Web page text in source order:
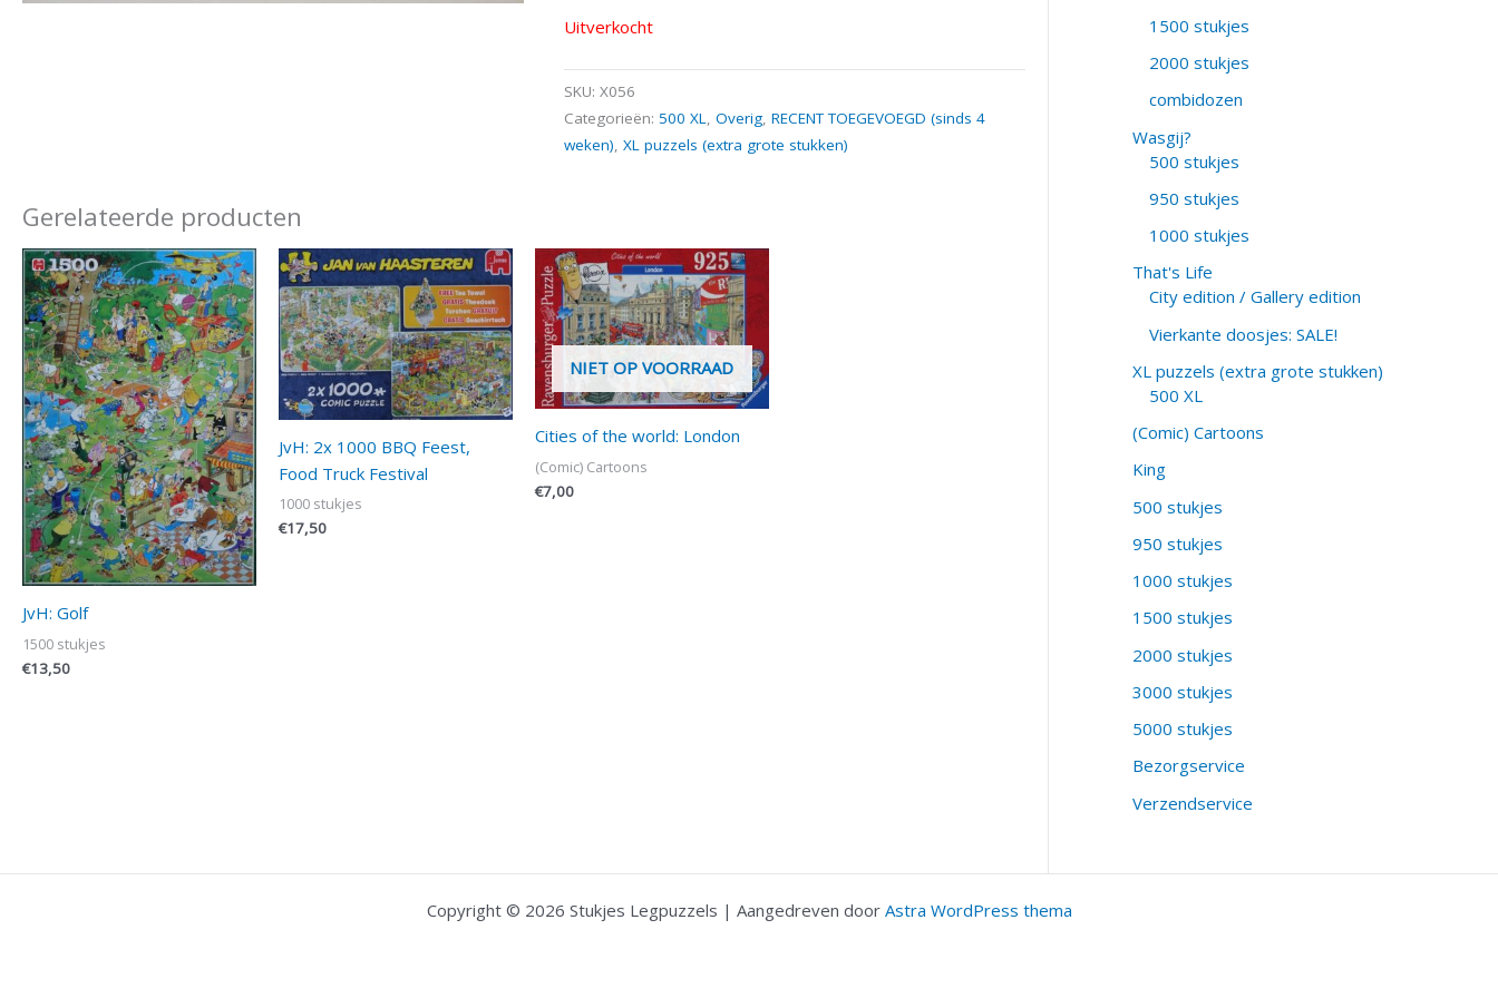
Uitverkocht
SKU: X056
Categorieën: 500 XL, Overig, RECENT TOEGEVOEGD (sinds 4
weken), XL puzzels (extra grote stukken)
Gerelateerde producten
JvH: Golf
1500 stukjes
€13,50
JvH: 2x 1000 BBQ Feest,
Food Truck Festival
1000 stukjes
€17,50
NIET OP VOORRAAD
Cities of the world: London
(Comic) Cartoons
€7,00
1500 stukjes
2000 stukjes
combidozen
Wasgij?
500 stukjes
950 stukjes
1000 stukjes
That's Life
City edition / Gallery edition
Vierkante doosjes: SALE!
XL puzzels (extra grote stukken)
500 XL
(Comic) Cartoons
King
500 stukjes
950 stukjes
1000 stukjes
1500 stukjes
2000 stukjes
3000 stukjes
5000 stukjes
Bezorgservice
Verzendservice
Copyright © 2026 Stukjes Legpuzzels | Aangedreven door Astra WordPress thema